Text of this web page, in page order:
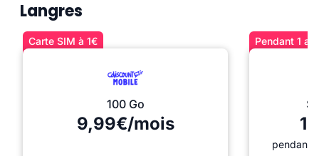
Langres
Carte SIM à 1€
100 Go
9,99€/mois
Pendant 1
pendant